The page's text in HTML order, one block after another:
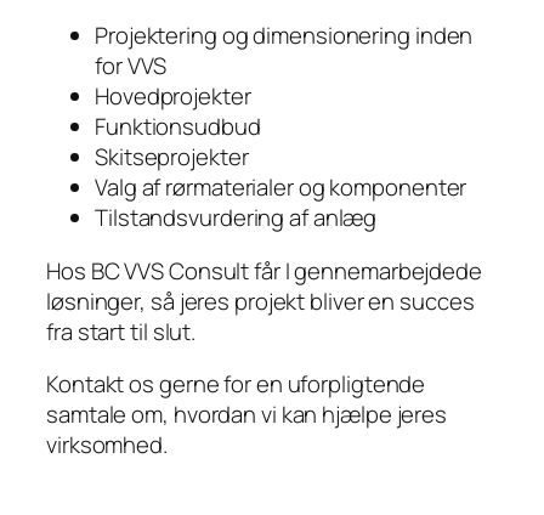
Projektering og dimensionering inden
for VVS
Hovedprojekter
Funktionsudbud
Skitseprojekter
Valg af rørmaterialer og komponenter
Tilstandsvurdering af anlæg
Hos BC VVS Consult får I gennemarbejdede
løsninger, så jeres projekt bliver en succes
fra start til slut.
Kontakt os gerne for en uforpligtende
samtale om, hvordan vi kan hjælpe jeres
virksomhed.